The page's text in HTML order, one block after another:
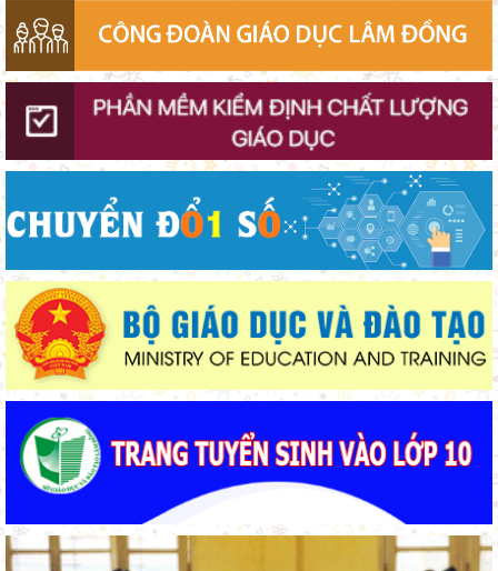
Sở Giáo dục và Đào tạo Lâm Đồng đẩy mạnh cải cách hành
chính gắn với áp dụng ISO 9001:2015
chính sách giáo dục hòa nhập
gia đình
Lâm Đồng chủ động ứng phó nguy cơ thiếu nước do El Nino
Chính phủ ban hành Nghị quyết quy định cơ cấu, số lượng và
chính sách đối với đội ngũ quản lý, nhân sự hỗ trợ giáo dục khi
Gieo mầm hiếu học nơi vùng xa
Thắp sáng văn hóa đọc từ những “Thư viện thân thiện”
Từ khát vọng dân giàu, nước mạnh đến lý luận kinh tế thị
trường định hướng XHCN trong kỷ nguyên mới - Bài 2: Khơi
thông nguồn lực, vững bước tiến vào kỷ nguyên mới (tiếp theo
Lâm Đồng tập huấn cán bộ quản lý ngành Giáo dục, sẵn sàng
cho năm học 2026 - 2027
Khát khao thay đổi cuộc sống bằng con đường học tập
Giữ vững nền tảng tư tưởng của Ðảng từ học đường
Từ khát vọng dân giàu, nước mạnh đến lý luận kinh tế thị
trường định hướng XHCN trong kỷ nguyên mới - Bài 1: Khẳng